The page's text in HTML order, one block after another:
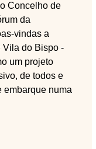
Concelho de
da
vindas a
Vila do Bispo -
um projeto
de todos e
embarque numa